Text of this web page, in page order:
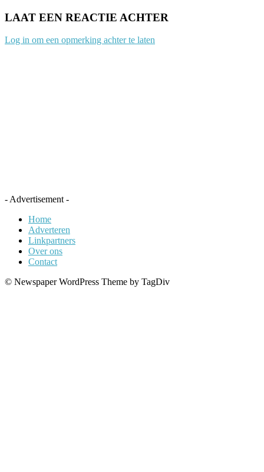
LAAT EEN REACTIE ACHTER
Log in om een opmerking achter te laten
- Advertisement -
Home
Adverteren
Linkpartners
Over ons
Contact
© Newspaper WordPress Theme by TagDiv